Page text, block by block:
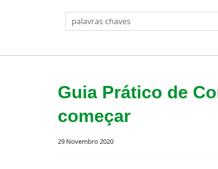
PESQUISAR
Guia Prático de
começar
29 Novembro 2020